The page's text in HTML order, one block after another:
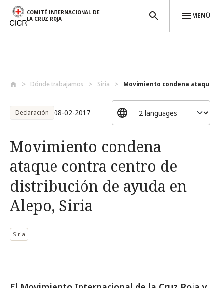
COMITÉ INTERNACIONAL DE
LA CRUZ ROJA
MENÚ
Dónde trabajamos Siria Movimiento condena ataque
Declaración 08-02-2017
Movimiento condena
ataque contra centro de
distribución de ayuda en
Alepo, Siria
Siria